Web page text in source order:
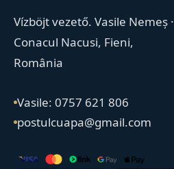
Vízböjt vezető. Vasile Nemeș ·
Conacul Nacusi, Fieni,
România
Vasile: 0757 621 806
postulcuapa@gmail.com